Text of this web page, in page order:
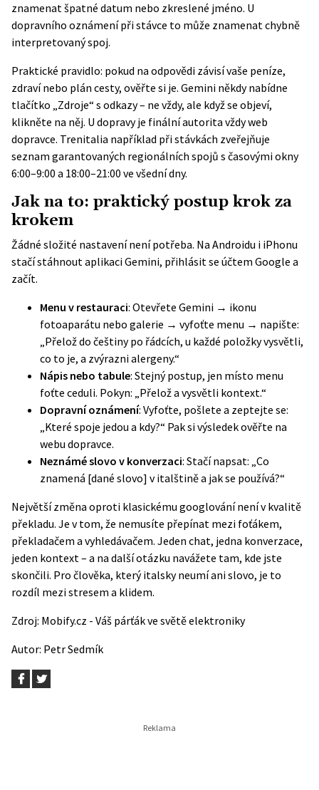
znamenat špatné datum nebo zkreslené jméno. U
dopravního oznámení při stávce to může znamenat chybně
interpretovaný spoj.
Praktické pravidlo: pokud na odpovědi závisí vaše peníze,
zdraví nebo plán cesty, ověřte si je. Gemini někdy nabídne
tlačítko „Zdroje“ s odkazy – ne vždy, ale když se objeví,
klikněte na něj. U dopravy je finální autorita vždy web
dopravce. Trenitalia například při stávkách zveřejňuje
seznam garantovaných regionálních spojů s časovými okny
6:00–9:00 a 18:00–21:00 ve všední dny.
Jak na to: praktický postup krok za
krokem
Žádné složité nastavení není potřeba. Na Androidu i iPhonu
stačí stáhnout aplikaci Gemini, přihlásit se účtem Google a
začít.
Menu v restauraci: Otevřete Gemini → ikonu
fotoaparátu nebo galerie → vyfoťte menu → napište:
„Přelož do češtiny po řádcích, u každé položky vysvětli,
co to je, a zvýrazni alergeny.“
Nápis nebo tabule: Stejný postup, jen místo menu
foťte ceduli. Pokyn: „Přelož a vysvětli kontext.“
Dopravní oznámení: Vyfoťte, pošlete a zeptejte se:
„Které spoje jedou a kdy?“ Pak si výsledek ověřte na
webu dopravce.
Neznámé slovo v konverzaci: Stačí napsat: „Co
znamená [dané slovo] v italštině a jak se používá?“
Největší změna oproti klasickému googlování není v kvalitě
překladu. Je v tom, že nemusíte přepínat mezi foťákem,
překladačem a vyhledávačem. Jeden chat, jedna konverzace,
jeden kontext – a na další otázku navážete tam, kde jste
skončili. Pro člověka, který italsky neumí ani slovo, je to
rozdíl mezi stresem a klidem.
Zdroj: Mobify.cz - Váš párťák ve světě elektroniky
Autor: Petr Sedmík